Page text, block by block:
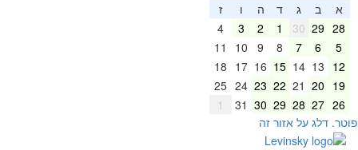
א ב ג ד ה
ז
28
29
30
2
3
4
5
6
7
8
9
10
11
12
13
14
15
16
17
18
19
20
21
22
23
24
25
26
27
28
29
30
31
דלג על אזור זה